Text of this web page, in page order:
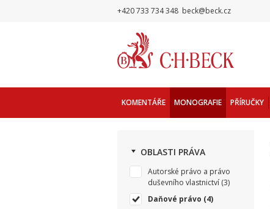
+420 733 734 348 beck@beck.cz
KOMENTÁŘE MONOGRAFIE PŘÍRUČKY
OBLASTI PRÁVA
Autorské právo a právo
duševního vlastnictví (3)
Daňové právo (4)